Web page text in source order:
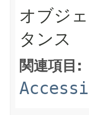
オブジ
タンス
関連項目: